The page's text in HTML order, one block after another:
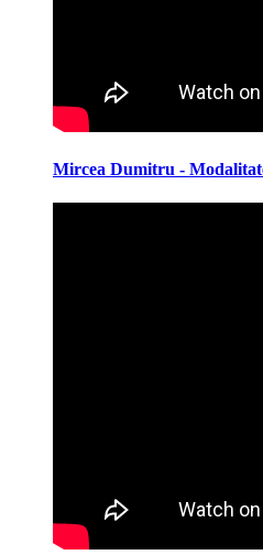
Mircea Dumitru -